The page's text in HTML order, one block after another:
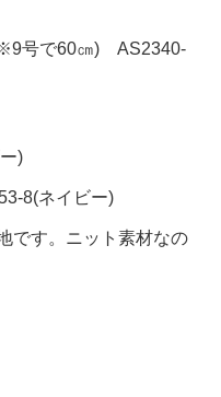
号で60㎝) AS2340-
)
8(ネイビー)
です。ニット素材なの